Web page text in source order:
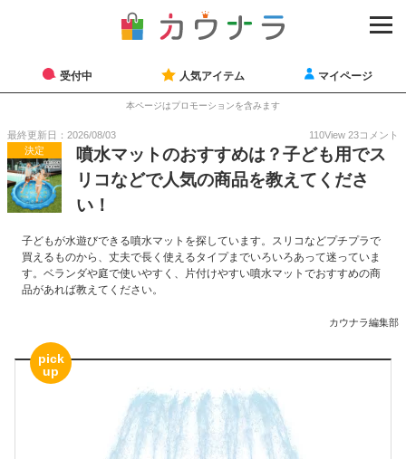
受付中 人気アイテム マイページ
本ページはプロモーションを含みます
最終更新日：2026/08/03 110View 23コメント
決定
噴水マットのおすすめは？子ども用でス
リコなどで人気の商品を教えてくださ
い！
子どもが水遊びできる噴水マットを探しています。スリコなどプチプラで
買えるものから、丈夫で長く使えるタイプまでいろいろあって迷っていま
す。ベランダや庭で使いやすく、片付けやすい噴水マットでおすすめの商
品があれば教えてください。
カウナラ編集部
pick
up